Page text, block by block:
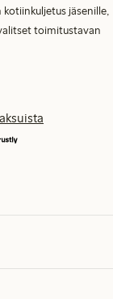
jäsenille,
toimitustavan